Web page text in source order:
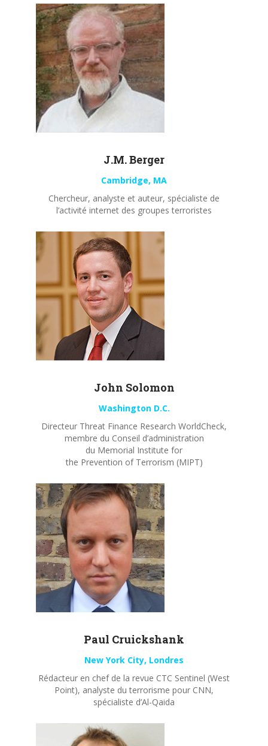
J.M. Berger
Cambridge, MA
Chercheur, analyste et auteur, spécialiste de
l’activité internet des groupes terroristes
John Solomon
Washington D.C.
Directeur Threat Finance Research WorldCheck,
membre du Conseil d’administration
du Memorial Institute for
the Prevention of Terrorism (MIPT)
Paul Cruickshank
New York City, Londres
Rédacteur en chef de la revue CTC Sentinel (West
Point), analyste du terrorisme pour CNN,
spécialiste d’Al-Qaida